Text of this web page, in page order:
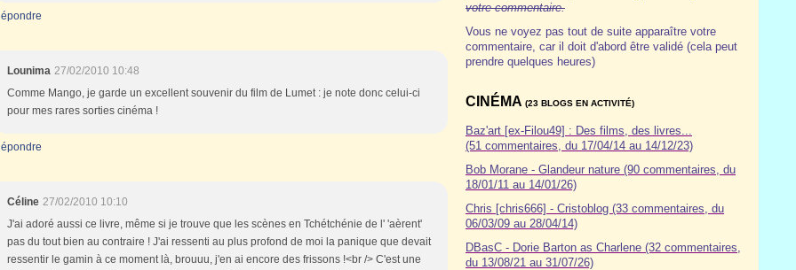
Lounima 27/02/2010 10:48
Comme Mango, je garde un excellent souvenir du film de Lumet : je note donc celui-ci
pour mes rares sorties cinéma !
Céline 27/02/2010 10:10
J'ai adoré aussi ce livre, même si je trouve que les scènes en Tchétchénie de l' 'aèrent'
pas du tout bien au contraire ! J'ai ressenti au plus profond de moi la panique que devait
ressentir le gamin à ce moment là, brouuu, j'en ai encore des frissons !<br /> C'est une
votre commentaire.
Vous ne voyez pas tout de suite apparaître votre
commentaire, car il doit d'abord être validé (cela peut
prendre quelques heures)
CINÉMA (23 BLOGS EN ACTIVITÉ)
Baz'art [ex-Filou49] : Des films, des livres...
(51 commentaires, du 17/04/14 au 14/12/23)
Bob Morane - Glandeur nature (90 commentaires, du
18/01/11 au 14/01/26)
Chris [chris666] - Cristoblog (33 commentaires, du
06/03/09 au 28/04/14)
DBasC - Dorie Barton as Charlene (32 commentaires,
du 13/08/21 au 31/07/26)